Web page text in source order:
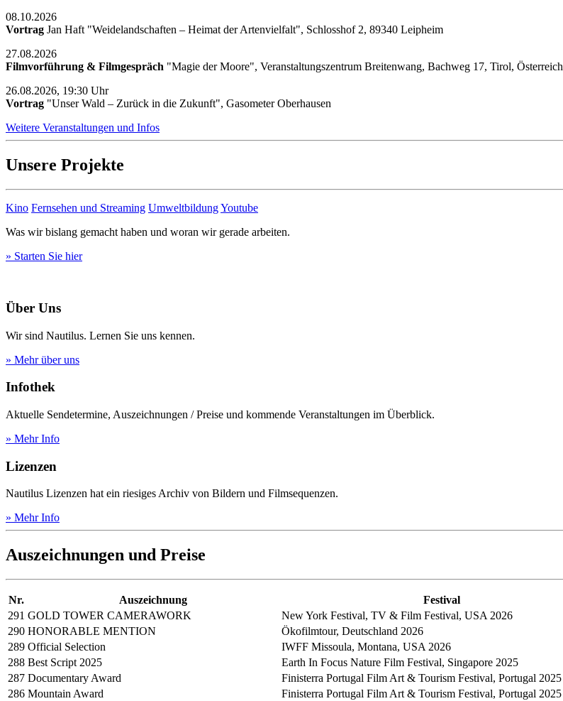
08.10.2026
Vortrag Jan Haft "Weidelandschaften – Heimat der Artenvielfalt", Schlosshof 2, 89340 Leipheim
27.08.2026
Filmvorführung & Filmgespräch "Magie der Moore", Veranstaltungszentrum Breitenwang, Bachweg 17, Tirol, Österreich
26.08.2026, 19:30 Uhr
Vortrag "Unser Wald – Zurück in die Zukunft", Gasometer Oberhausen
Weitere Veranstaltungen und Infos
Unsere Projekte
Kino Fernsehen und Streaming UmweltbildungYoutube
Was wir bislang gemacht haben und woran wir gerade arbeiten.
» Starten Sie hier
Über Uns
Wir sind Nautilus. Lernen Sie uns kennen.
» Mehr über uns
Infothek
Aktuelle Sendetermine, Auszeichnungen / Preise und kommende Veranstaltungen im Überblick.
» Mehr Info
Lizenzen
Nautilus Lizenzen hat ein riesiges Archiv von Bildern und Filmsequenzen.
» Mehr Info
Auszeichnungen und Preise
Nr. Auszeichnung Festival
291 GOLD TOWER CAMERAWORK New York Festival, TV & Film Festival, USA 2026
290 HONORABLE MENTION Ökofilmtour, Deutschland 2026
289 Official Selection IWFF Missoula, Montana, USA 2026
288 Best Script 2025 Earth In Focus Nature Film Festival, Singapore 2025
287 Documentary Award Finisterra Portugal Film Art & Tourism Festival, Portugal 2025
286 Mountain Award Finisterra Portugal Film Art & Tourism Festival, Portugal 2025